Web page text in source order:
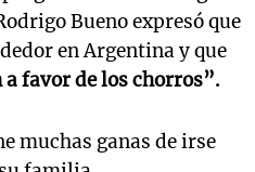
Bueno expresó que
en Argentina y que
a favor de los chorros”.
muchas ganas de irse